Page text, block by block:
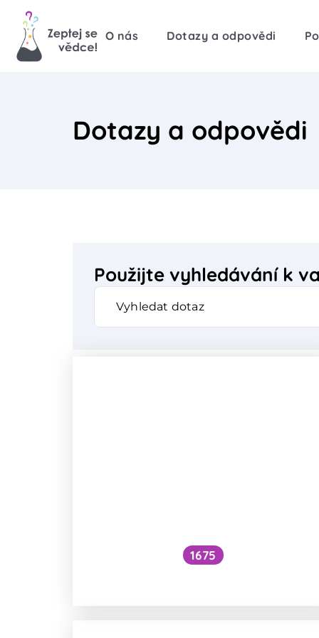
O nás Dotazy a odpovědi
Dotazy a odpovědi
Použijte vyhledávání k
1675